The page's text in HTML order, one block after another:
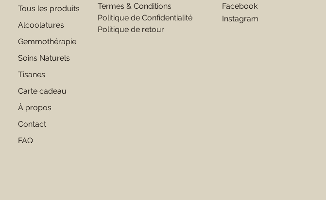
Tous les produits
Alcoolatures
Gemmothérapie
Soins Naturels
Tisanes
Carte cadeau
À propos
Contact
FAQ
Termes & Conditions
Politique de Confidentialité
Politique de retour
Facebook
Instagram